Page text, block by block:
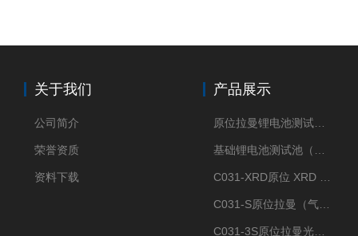
关于我们
公司简介
荣誉资质
资料下载
产品展示